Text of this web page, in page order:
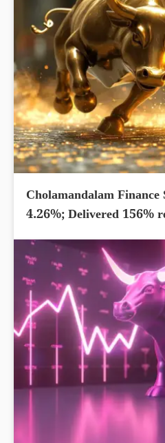
Cholamandalam
4.26%; Delivered 156%